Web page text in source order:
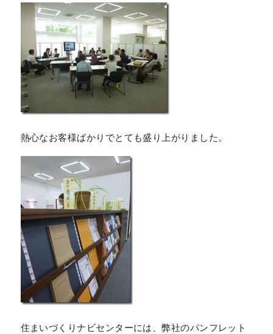
熱心なお客様ばかりでとても盛り上がりました。
住まいづくりナビセンターには、弊社のパンフレット